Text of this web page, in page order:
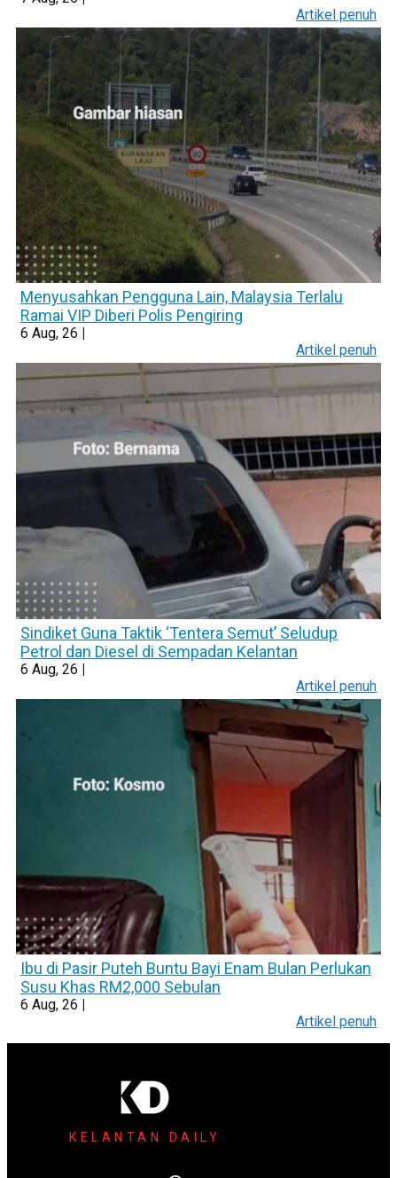
Artikel penuh
Menyusahkan Pengguna Lain, Malaysia Terlalu
Ramai VIP Diberi Polis Pengiring
6 Aug, 26
Artikel penuh
Sindiket Guna Taktik ‘Tentera Semut’ Seludup
Petrol dan Diesel di Sempadan Kelantan
6 Aug, 26 |
Artikel penuh
Ibu di Pasir Puteh Buntu Bayi Enam Bulan Perlukan
Susu Khas RM2,000 Sebulan
6 Aug, 26 |
Artikel penuh
KELANTAN DAILY